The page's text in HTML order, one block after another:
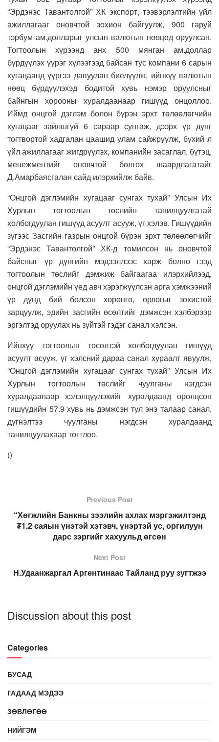
“Эрдэнэс Тавантолгой” ХК экспорт, тээвэрлэлтийн үйл
ажиллагааг оновчтой зохион байгуулж, 900 гаруй
тэрбум ам.долларыг улсын валютын нөөцөд оруулсан.
Тогтоолын хүрээнд анх 500 мянган ам.доллар
бүрдүүлэх үүрэг хүлээгээд байсан тус компани 6 сарын
хугацаанд үүргээ давуулан биелүүлж, ийнхүү валютын
нөөц бүрдүүлэхэд бодитой хувь нэмэр оруулсныг
байнгын хорооны хуралдаанаар гишүүд онцоллоо.
Иймд онцгой дэглэм болон бүрэн эрхт төлөөлөгчийн
хугацааг зайлшгүй 6 сараар сунгаж, дээрх үр дүнг
тогтвортой хадгалан цаашид улам сайжруулж, бүхий л
үйл ажиллагааг жигдрүүлэх, компанийн засаглал, бүтэц,
менежментийг оновчтой болгох шаардлагатайг
Д.Амарбаясгалан сайд илэрхийлж байв.
“Онцгой дэглэмийн хугацааг сунгах тухай” Улсын Их
Хурлын тогтоолын төслийн танилцуулгатай
холбогдуулан гишүүд асуулт асууж, үг хэлэв. Гишүүдийн
зүгээс Засгийн газрын онцгой бүрэн эрхт төлөөлөгчийг
“Эрдэнэс Тавантолгой” ХК-д томилсон нь оновчтой
байсныг үр дүнгийн мэдээллээс харж болно гээд
тогтоолын төслийг дэмжиж байгаагаа илэрхийлээд,
онцгой дэглэмийн үед авч хэрэгжүүлсэн арга хэмжээний
үр дүнд бий болсон хөрөнгө, орлогыг зохистой
зарцуулж, эдийн засгийн өсөлтийг дэмжсэн хэлбэрээр
эргэлтэд оруулах нь зүйтэй гэдэг санал хэлсэн.
Ийнхүү тогтоолын төсөлтэй холбогдуулан гишүүд
асуулт асууж, үг хэлсний дараа санал хураалт явуулж,
“Онцгой дэглэмийн хугацааг сунгах тухай” Улсын Их
Хурлын тогтоолын төслийг чуулганы нэгдсэн
хуралдаанаар хэлэлцүүлэхийг хуралдаанд оролцсон
гишүүдийн 57.9 хувь нь дэмжсэн тул энэ талаар санал,
дүгнэлтээ чуулганы нэгдсэн хуралдаанд
танилцуулахаар тогтлоо.
()
Previous Post
“Хөгжлийн Банкны зээлийн ахлах мэргэжилтэнд
₮1.2 саяын үнэтэй хэтэвч, үнэртэй ус, оргилуун
дарс зэргийг хахуульд өгсөн
Next Post
Н.Удаанжаргал Аргентинаас Тайланд руу зугтжээ
Discussion about this post
Categories
БУСАД
ГАДААД МЭДЭЭ
ЗӨВЛӨГӨӨ
НИЙГЭМ